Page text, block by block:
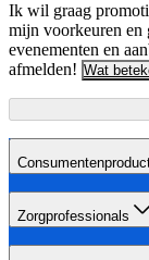
Ik wil graag
mijn voorkeuren en
evenementen en
afmelden! Wat
Zorgprofessionals